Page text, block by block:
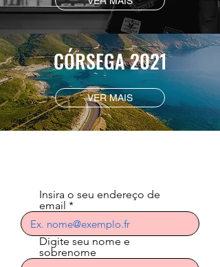
CÓRSEGA 2021
VER MAIS
Insira o seu endereço de
email
Digite seu nome e
sobrenome